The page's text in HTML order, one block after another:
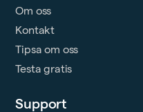
Support
Om oss
Kontakt
Tipsa om oss
Testa gratis